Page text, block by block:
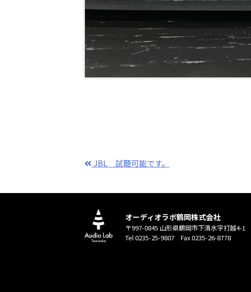
JBL 試聴可能です。
オーディオラボ鶴岡株式会社
〒997-0845 山形県鶴岡市下清水字打越4-1
Tel 0235-25-9807 Fax 0235-26-8778